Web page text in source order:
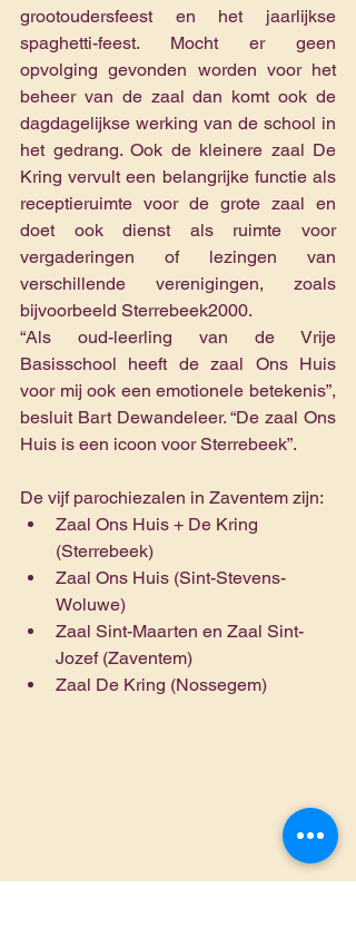
grootoudersfeest en het jaarlijkse
spaghetti-feest. Mocht er geen
opvolging gevonden worden voor het
beheer van de zaal dan komt ook de
dagdagelijkse werking van de school in
het gedrang. Ook de kleinere zaal De
Kring vervult een belangrijke functie als
receptieruimte voor de grote zaal en
doet ook dienst als ruimte voor
vergaderingen of lezingen van
verschillende verenigingen, zoals
bijvoorbeeld Sterrebeek2000.
“Als oud-leerling van de Vrije
Basisschool heeft de zaal Ons Huis
voor mij ook een emotionele betekenis”,
besluit Bart Dewandeleer. “De zaal Ons
Huis is een icoon voor Sterrebeek”.
De vijf parochiezalen in Zaventem zijn:
Zaal Ons Huis + De Kring
(Sterrebeek)
Zaal Ons Huis (Sint-Stevens-
Woluwe)
Zaal Sint-Maarten en Zaal Sint-
Jozef (Zaventem)
Zaal De Kring (Nossegem)